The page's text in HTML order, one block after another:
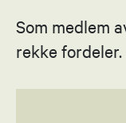
Torgeir
Som medlem
rekke fordeler.